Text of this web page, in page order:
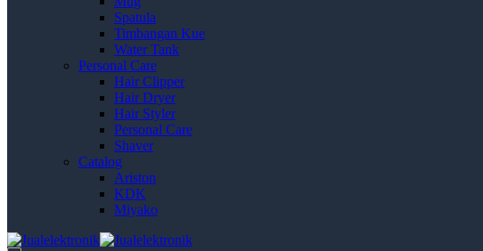
Spatula
Timbangan Kue
Water Tank
Personal Care
Hair Clipper
Hair Dryer
Hair Styler
Personal Care
Shaver
Catalog
Ariston
KDK
Miyako